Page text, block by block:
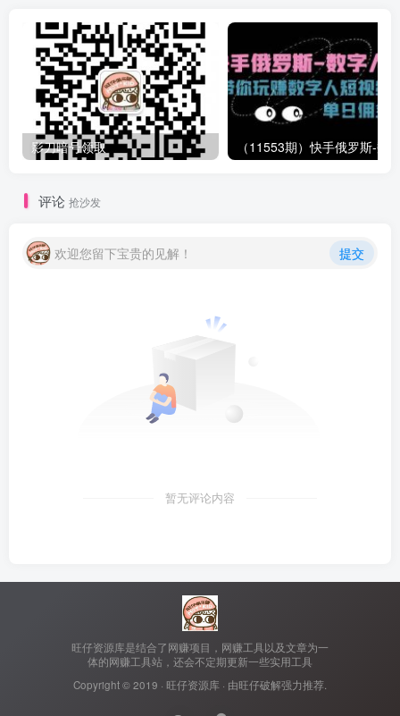
影刀暗号领取
评论 抢沙发
欢迎您留下宝贵的见解！ 提交
暂无评论内容
旺仔资源库是结合了网赚项目，网赚工具以及文章为一
体的网赚工具站，还会不定期更新一些实用工具
Copyright © 2019 · 旺仔资源库 · 由旺仔破解强力推荐.